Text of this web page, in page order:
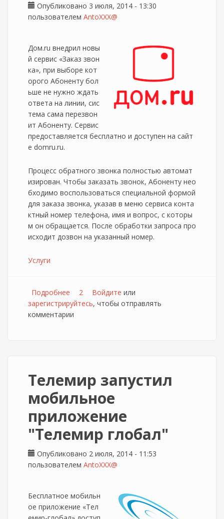
Опубликовано 3 июля, 2014 - 13:30
пользователем AntoXXX@
Дом.ru внедрил новы
й сервис «Заказ звон
ка», при выборе кот
орого Абоненту бол
ьше не нужно ждать
ответа на линии, сис
тема сама перезвон
ит Абоненту. Сервис
предоставляется бесплатно и доступен на сайт
е domru.ru.
Процесс обратного звонка полностью автомат
изирован. Чтобы заказать звонок, Абоненту нео
бходимо воспользоваться специальной формой
для заказа звонка, указав в меню сервиса конта
ктный номер телефона, имя и вопрос, с которы
м он обращается. После обработки запроса про
исходит дозвон на указанный номер.
Услуги
Подробнее о В Дом.ру теперь можно заказать
обратный звонок
2 Войдите или
зарегистрируйтесь, чтобы отправлять
комментарии
Телемир запустил
мобильное
приложение
"Телемир глобал"
Опубликовано 2 июля, 2014 - 11:53
пользователем AntoXXX@
Бесплатное мобильн
ое приложение «Тел